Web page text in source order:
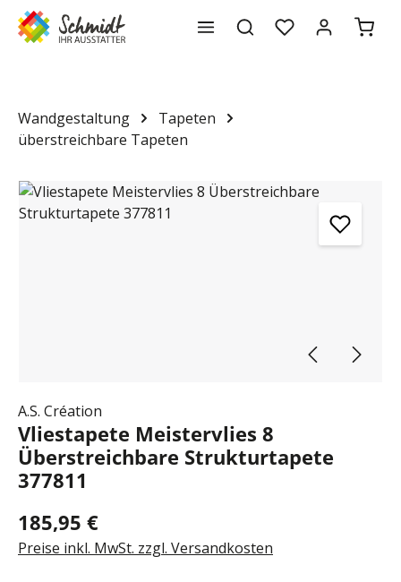
springen
Wandgestaltung
Tapeten
überstreichbare Tapeten
Bildergalerie überspringen
A.S. Création
Vliestapete Meistervlies 8
Überstreichbare Strukturtapete
377811
185,95 €
Preise inkl. MwSt. zzgl. Versandkosten